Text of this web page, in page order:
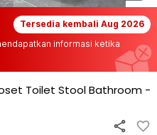
Tersedia kembali Aug 2026
informasi ketika
Toilet Stool Bathroom -